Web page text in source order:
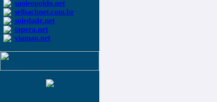
saoleopoldo.net
selbachnet.com.br
soledade.net
tapera.net
viamao.net